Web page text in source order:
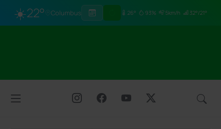
☀️22° Columbus 26° 93% 5km/h 32°/21°